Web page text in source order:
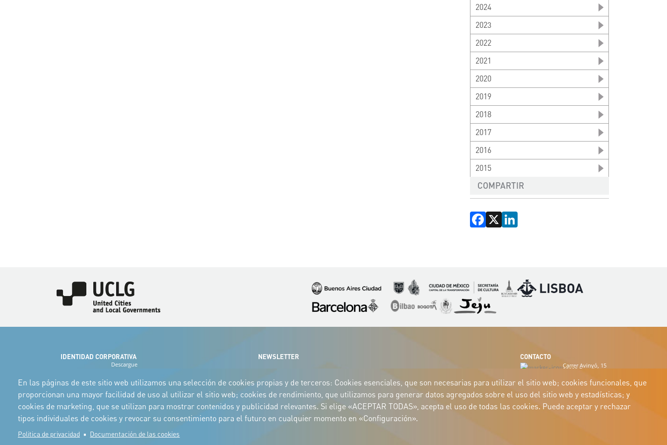
2024
2023
2022
2021
2020
2019
2018
2017
2016
2015
COMPARTIR
Facebook
X
Imagen Imagen Imagen ImagenImagen
Imagen
Imagen ImagenImagenImagen
IDENTIDAD CORPORATIVA
Descargue
y el manual
NEWSLETTER CONTACTO
Carrer Avinyó, 15
08002 Barcelona
culture@uclg.org
En las páginas de este sitio web utilizamos una selección de cookies propias y de terceros: Cookies esenciales, que son necesarias para utilizar el sitio web; cookies funcionales, que
proporcionan una mayor facilidad de uso al utilizar el sitio web; cookies de rendimiento, que utilizamos para generar datos agregados sobre el uso del sitio web y estadísticas; y
cookies de marketing, que se utilizan para mostrar contenidos y publicidad relevantes. Si elige «ACEPTAR TODAS», acepta el uso de todas las cookies. Puede aceptar y rechazar
tipos individuales de cookies y revocar su consentimiento para el futuro en cualquier momento en «Configuración».
Politica de privacidad Documentación de las cookies